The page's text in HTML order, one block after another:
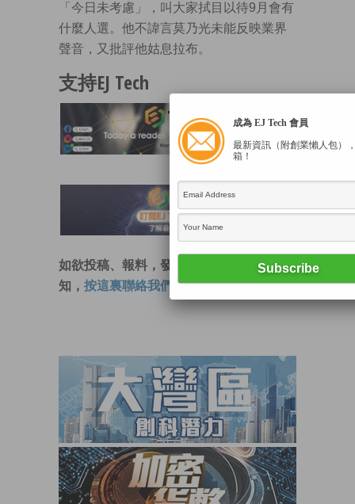
「今日未考慮」，叫大家拭目以待9月會有
什麼人選。他不諱言莫乃光未能反映業界
聲音，又批評他姑息拉布。
支持EJ Tech
如欲投稿、報料，發布新聞稿或採訪通
知， 按這裏聯絡我們 。
成為 EJ Tech 會員
最新資訊（附創業懶人包）
箱！